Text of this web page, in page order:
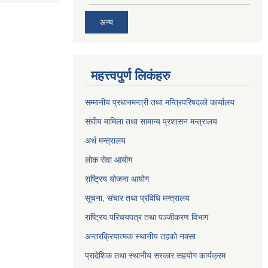
अन्य
महत्त्वपुर्ण लिकंहरु
सम्मानीय प्रधानमन्त्री तथा मन्त्रिपरिषदको कार्यालय
संघीय मामिला तथा सामान्य प्रशासन मन्त्रालय
अर्थ मन्त्रालय
लोक सेवा आयोग
राष्ट्रिय योजना आयोग
सूचना, संचार तथा प्रविधि मन्त्रालय
राष्ट्रिय परिचयपत्र तथा पञ्जीकरण विभाग
अन्तरक्रियात्मक स्थानीय तहको नक्सा
प्रादेशिक तथा स्थानीय सरकार सहयोग कार्यक्रम